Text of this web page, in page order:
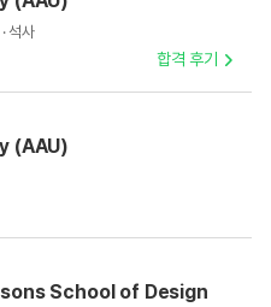
석사
합격 후기
(AAU)
School of Design